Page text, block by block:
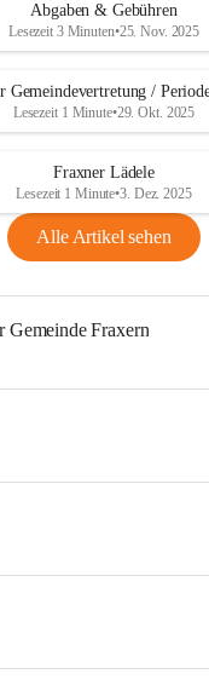
Abgaben & Gebühren
Lesezeit 3 Minuten•25. Nov. 2025
Gemeindevertretung /
Lesezeit 1 Minute•29. Okt. 2025
Fraxner Lädele
Lesezeit 1 Minute•3. Dez. 2025
Alle Artikel sehen
Gemeinde Fraxern